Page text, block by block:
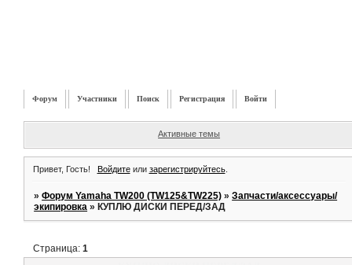
Форум Участники Поиск Регистрация Войти
Активные темы
Привет, Гость! Войдитеили зарегистрируйтесь.
»Форум Yamaha TW200 (TW125&TW225) »Запчасти/аксессуары/
экипировка »КУПЛЮ ДИСКИ ПЕРЕД/ЗАД
Страница:1